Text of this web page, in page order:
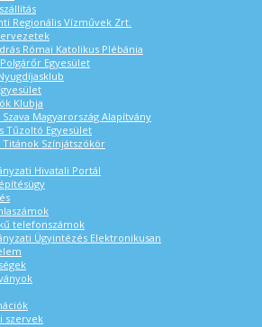
Regionális Vízművek Zrt.
Római Katolikus Plébánia
Egyesület
Klubja
Szava Magyarország Alapítvány
Tűzoltó Egyesület
Titánok Színjátszókör
Hivatali Portál
telefonszámok
Ügyintézés Elektronikusan
szervek